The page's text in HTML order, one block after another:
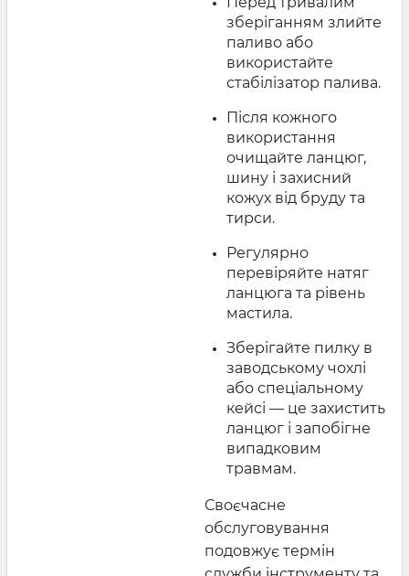
зберіганням злийте
паливо або
використайте
стабілізатор палива.
Після кожного
використання
очищайте ланцюг,
шину і захисний
кожух від бруду та
тирси.
Регулярно
перевіряйте натяг
ланцюга та рівень
мастила.
Зберігайте пилку в
заводському чохлі
або спеціальному
кейсі — це захистить
ланцюг і запобігне
випадковим
травмам.
Своєчасне
обслуговування
подовжує термін